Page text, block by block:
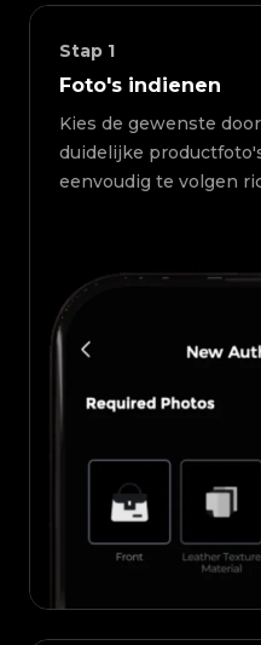
Stap 1
Foto's indienen
Kies de gewenste
duidelijke
eenvoudig te volgen